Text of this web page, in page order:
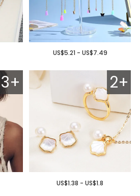
US$5.21 - US$7.49
3+ 2+
US$1.38 - US$1.8